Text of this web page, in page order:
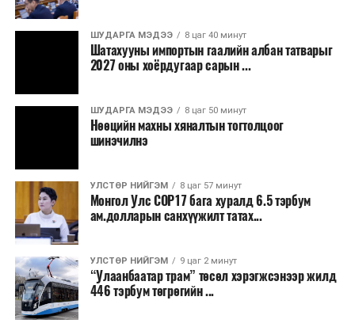
Трамвай нь цахилгаан эрчим хүчээр ажилладаг тул
ашиглалтын явцад агаар бохирдуулагч бодис шууд
ялгаруулахгүй. Иргэд хувийн автомашинаас их
багтаамжийн нийтийн тээвэрт шилжсэнээр замын
хөдөлгөөний ачаалал, нүүрстөрөгчийн давхар исэл
болон бусад хүлэмжийн хийн ялгарлыг бууруулах ач
холбогдолтой.
Түгжрэлээс үүдэлтэй эдийн засгийн алдагдлыг
тооцоход нэг автомашин өдөрт дунджаар 2.5 цаг
түгжрэлд саатахдаа 3.45 литр шатахууныг үр ашиггүй
зарцуулдаг байна. Ингэснээр нэг жолооч өдөрт
8,238.6 төгрөг, жилд 1.7 сая гаруй төгрөгийн
шатахууны зардлыг зөвхөн түгжрэлд алддаг аж.
“Улаанбаатар трам” төсөл хэрэгжиж, авто замын
ачаалал буурснаар трассын дагуух автомашинуудын
ШУДАРГА МЭДЭЭ 8 цаг 40 минут
Шатахууны импортын гаалийн албан татварыг
2027 оны хоёрдугаар сарын ...
ШУДАРГА МЭДЭЭ 8 цаг 50 минут
Нөөцийн махны хяналтын тогтолцоог
шинэчилнэ
УЛСТӨР НИЙГЭМ 8 цаг 57 минут
Монгол Улс COP17 бага хуралд 6.5 тэрбум
ам.долларын санхүүжилт татах...
УЛСТӨР НИЙГЭМ 9 цаг 2 минут
“Улаанбаатар трам” төсөл хэрэгжсэнээр жилд
446 тэрбум төгрөгийн ...